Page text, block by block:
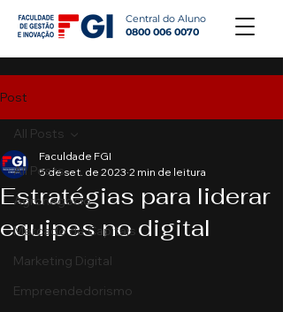
Central do Aluno
0800 006 0070
Post
All Posts
Agronegócio
Mercado de Capitais
Marketing Digital
Empreendedorismo
All Posts
Estratégias para liderar
equipes no digital
Faculdade FGI
5 de set. de 2023 2 min de leitura